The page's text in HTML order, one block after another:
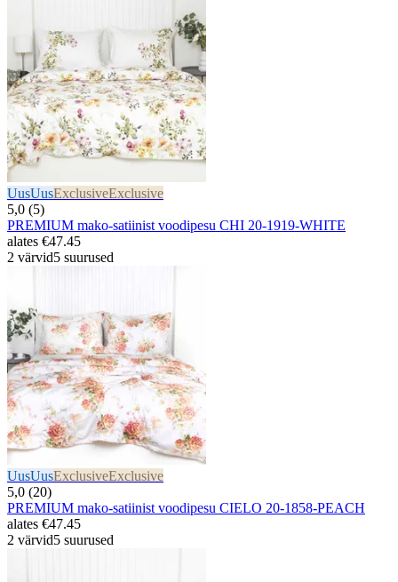
UusUusExclusiveExclusive
5,0 (5)
PREMIUM mako-satiinist voodipesu CHI 20-1919-WHITE
alates €47.45
2 värvid5 suurused
UusUusExclusiveExclusive
5,0 (20)
PREMIUM mako-satiinist voodipesu CIELO 20-1858-PEACH
alates €47.45
2 värvid5 suurused